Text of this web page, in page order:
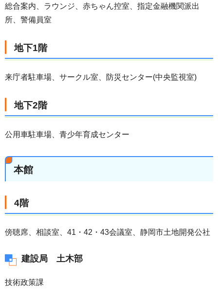
総合案内、ラウンジ、赤ちゃん控室、指定金融機関派出
所、警備員室
地下1階
来庁者駐車場、サークル室、防災センター(中央監視室)
地下2階
公用車駐車場、青少年育成センター
本館
4階
傍聴席、相談室、41・42・43会議室、静岡市土地開発公社
建設局 土木部
技術政策課